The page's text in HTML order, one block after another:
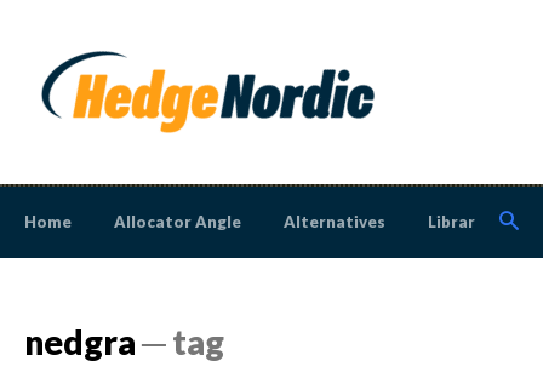
Home Allocator Angle Alternatives Library
nedgra─ tag